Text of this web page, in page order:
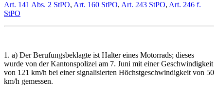
Art. 141 Abs. 2 StPO, Art. 160 StPO, Art. 243 StPO, Art. 246 f.
StPO
1. a) Der Berufungsbeklagte ist Halter eines Motorrads; dieses
wurde von der Kantonspolizei am 7. Juni mit einer Geschwindigkeit
von 121 km/h bei einer signalisierten Höchstgeschwindigkeit von 50
km/h gemessen.